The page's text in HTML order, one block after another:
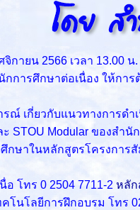
ายน 2566 เวลา 13.00
กการศึกษาต่อเนื่อง ให้กา
รณ์ เกี่ยวกับแนวทางการด
STOU Modular ของสำ
าในหลักสูตรโครงการสัม
โทร 0 2504 7711-2 หลัก
โนโลยีการฝึกอบรม โทร